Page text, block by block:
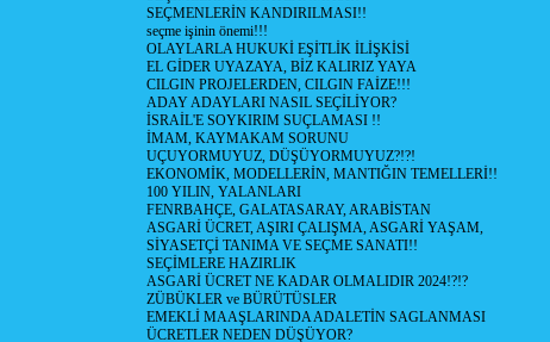
SEÇMENLERİN KANDIRILMASI!!
seçme işinin önemi!!!
OLAYLARLA HUKUKİ EŞİTLİK İLİŞKİSİ
EL GİDER UYAZAYA, BİZ KALIRIZ YAYA
CILGIN PROJELERDEN, CILGIN FAİZE!!!
ADAY ADAYLARI NASIL SEÇİLİYOR?
İSRAİL'E SOYKIRIM SUÇLAMASI !!
İMAM, KAYMAKAM SORUNU
UÇUYORMUYUZ, DÜŞÜYORMUYUZ?!?!
EKONOMİK, MODELLERİN, MANTIĞIN TEMELLERİ!!
100 YILIN, YALANLARI
FENRBAHÇE, GALATASARAY, ARABİSTAN
ASGARİ ÜCRET, AŞIRI ÇALIŞMA, ASGARİ YAŞAM,
SİYASETÇİ TANIMA VE SEÇME SANATI!!
SEÇİMLERE HAZIRLIK
ASGARİ ÜCRET NE KADAR OLMALIDIR 2024!?!?
ZÜBÜKLER ve BÜRÜTÜSLER
EMEKLİ MAAŞLARINDA ADALETİN SAGLANMASI
ÜCRETLER NEDEN DÜŞÜYOR?